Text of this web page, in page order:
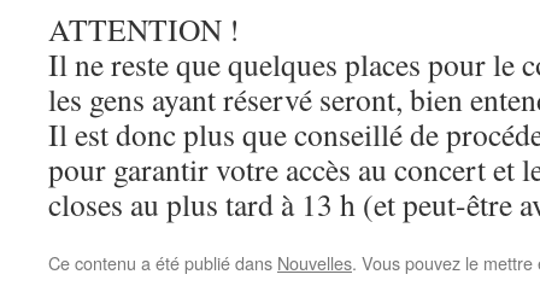
ATTENTION !
Il ne reste que quelques places pour le
les gens ayant réservé seront, bien
Il est donc plus que conseillé de
pour garantir votre accès au concert et
closes au plus tard à 13 h (et peut-être
Ce contenu a été publié dans Nouvelles. Vous pouvez le